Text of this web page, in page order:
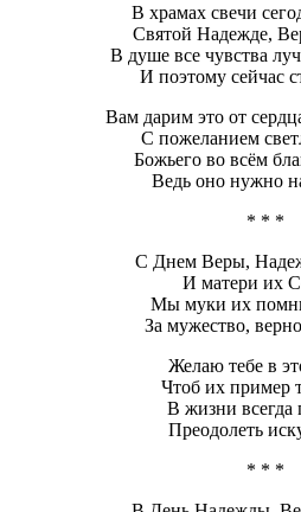
В храмах свечи
Святой Надежде,
В душе все чувства
И поэтому сейчас
Вам дарим это от
С пожеланием
Божьего во всём
Ведь оно нужно
* * *
С Днем Веры,
И матери их
Мы муки их
За мужество,
Желаю тебе в
Чтоб их пример
В жизни всегда
Преодолеть
* * *